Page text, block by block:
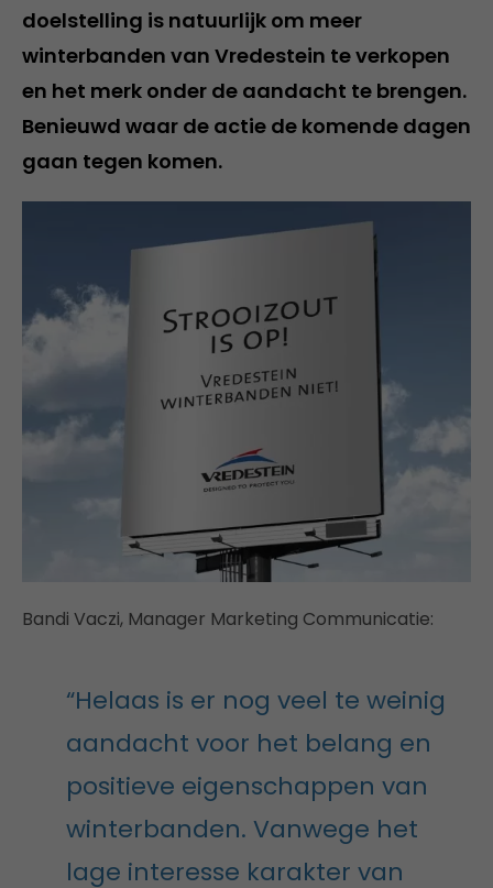
doelstelling is natuurlijk om meer
winterbanden van Vredestein te verkopen
en het merk onder de aandacht te brengen.
Benieuwd waar de actie de komende dagen
gaan tegen komen.
Bandi Vaczi, Manager Marketing Communicatie:
“Helaas is er nog veel te weinig
aandacht voor het belang en
positieve eigenschappen van
winterbanden. Vanwege het
lage interesse karakter van